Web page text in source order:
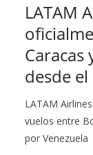
LATAM
desde
LATAM
vuelos entre
por Venezuela